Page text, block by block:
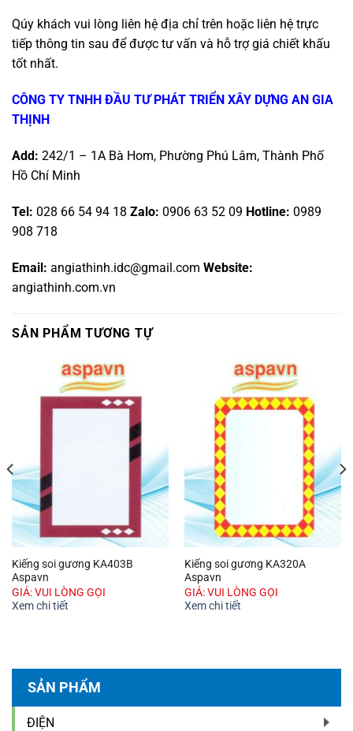
SẢN PHẨM
ĐIỆN
Qúy khách vui lòng liên hệ địa chỉ trên hoặc liên hệ trực
tiếp thông tin sau để được tư vấn và hỗ trợ giá chiết khấu
tốt nhất.
CÔNG TY TNHH ĐẦU TƯ PHÁT TRIỂN XÂY DỰNG AN GIA
THỊNH
Add: 242/1 – 1A Bà Hom, Phường Phú Lâm, Thành Phố
Hồ Chí Minh
Tel: 028 66 54 94 18 Zalo: 0906 63 52 09 Hotline: 0989
908 718
Email: angiathinh.idc@gmail.com Website:
angiathinh.com.vn
SẢN PHẨM TƯƠNG TỰ
Kiếng soi gương KA403B
Aspavn
GIÁ: VUI LÒNG GỌI
Xem chi tiết
Kiếng soi gương KA320A
Aspavn
GIÁ: VUI LÒNG GỌI
Xem chi tiết